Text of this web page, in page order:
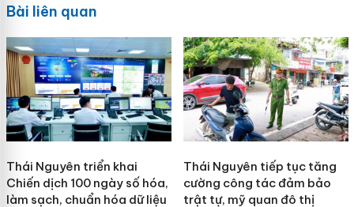
Bài liên quan
Thái Nguyên triển khai
Chiến dịch 100 ngày số hóa,
làm sạch, chuẩn hóa dữ liệu
Thái Nguyên tiếp tục tăng
cường công tác đảm bảo
trật tự, mỹ quan đô thị